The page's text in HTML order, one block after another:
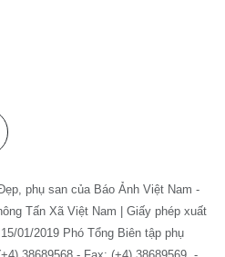
phụ san của Báo Ảnh Việt Nam -
Tấn Xã Việt Nam | Giấy phép xuất
01/2019 Phó Tổng Biên tập phụ